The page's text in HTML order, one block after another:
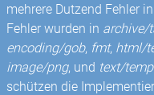
mehrere Dutzend Fehler
Fehler wurden in archive/
encoding/gob, fmt, html/
image/png, und text/
schützen die